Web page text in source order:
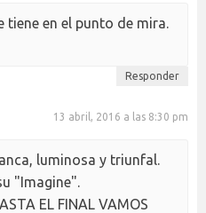
tiene en el punto de mira.
Responder
13 abril, 2016 a las 8:30 pm
luminosa y triunfal.
"Imagine".
EL FINAL VAMOS